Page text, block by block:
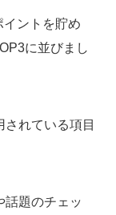
ントを貯め
に並びまし
れている項目
話題のチェッ